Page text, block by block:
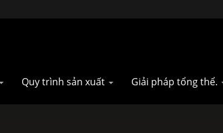
Quy trình sản xuất Giải pháp tổng thể.